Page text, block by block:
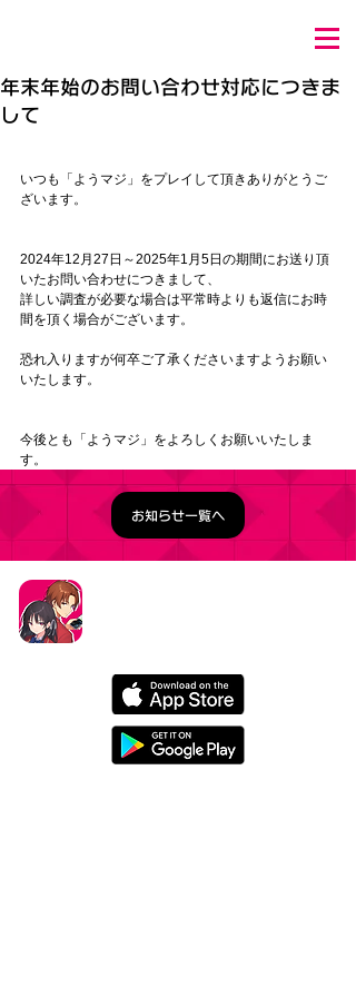
年末年始のお問い合わせ対応につきま
して
いつも「ようマジ」をプレイして頂きありがとうご
ざいます。
2024年12月27日～2025年1月5日の期間にお送り頂
いたお問い合わせにつきまして、
詳しい調査が必要な場合は平常時よりも返信にお時
間を頂く場合がございます。
恐れ入りますが何卒ご了承くださいますようお願い
いたします。
今後とも「ようマジ」をよろしくお願いいたしま
す。
お知らせ一覧へ